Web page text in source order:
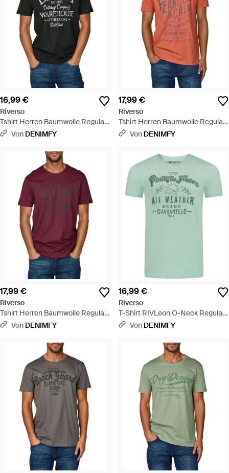
16,99 €
Riverso
Tshirt Herren Baumwolle Regular
Fit Rivleon - Schwarz
Von DENIMFY
17,99 €
Riverso
Tshirt Herren Baumwolle Regular
Fit Rivleon - Orange
Von DENIMFY
17,99 €
Riverso
Tshirt Herren Baumwolle Regular
Fit Rivleon - Rot
Von DENIMFY
16,99 €
Riverso
T-Shirt RIVLeon O-Neck Regular
Fit - Grün
Von DENIMFY